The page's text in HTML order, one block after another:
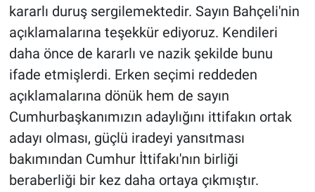
kararlı duruş sergilemektedir. Sayın Bahçeli'nin
açıklamalarına teşekkür ediyoruz. Kendileri
daha önce de kararlı ve nazik şekilde bunu
ifade etmişlerdi. Erken seçimi reddeden
açıklamalarına dönük hem de sayın
Cumhurbaşkanımızın adaylığını ittifakın ortak
adayı olması, güçlü iradeyi yansıtması
bakımından Cumhur İttifakı'nın birliği
beraberliği bir kez daha ortaya çıkmıştır.